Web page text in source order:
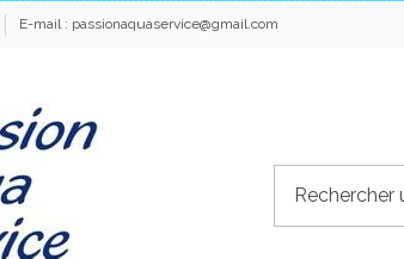
E-mail : passionaquaservice@gmail.com